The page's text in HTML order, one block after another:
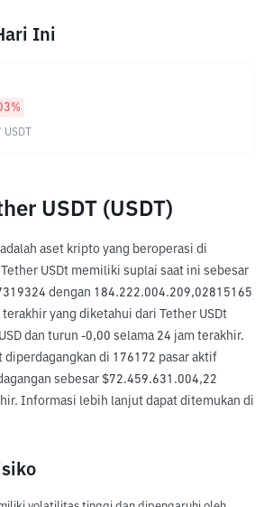
Ini
%
USDT
USDT (USDT)
adalah aset kripto yang beroperasi di
USDt memiliki suplai saat ini sebesar
dengan 184.222.004.209,02815165
terakhir yang diketahui dari Tether USDt
dan turun -0,00 selama 24 jam terakhir.
diperdagangkan di 176172 pasar aktif
sebesar $72.459.631.004,22
Informasi lebih lanjut dapat ditemukan di